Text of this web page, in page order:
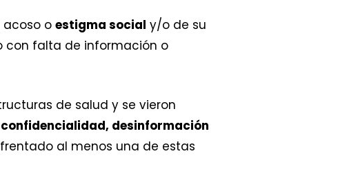
o estigma social y/o de su
con falta de información o
de salud y se vieron
desinformación
al menos una de estas